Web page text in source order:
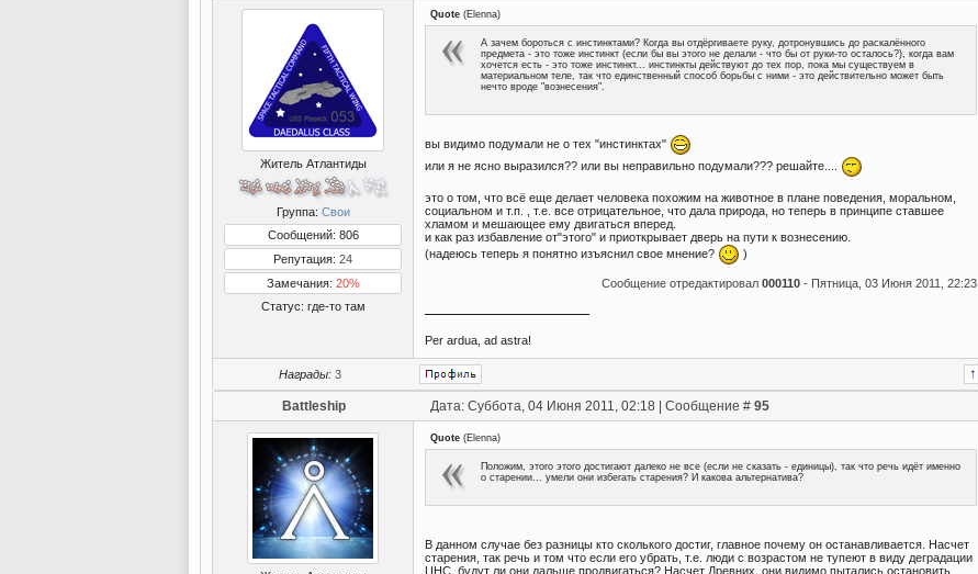
Житель Атлантиды
Группа: Свои
Сообщений: 806
Репутация: 24
Замечания: 20%
Статус: где-то там
Quote (Elenna)
А зачем бороться с инстинктами? Когда вы отдёргиваете руку, дотронувшись до раскалённого
предмета - это тоже инстинкт (если бы вы этого не делали - что бы от руки-то осталось?), когда вам
хочется есть - это тоже инстинкт... инстинкты действуют до тех пор, пока мы существуем в
материальном теле, так что единственный способ борьбы с ними - это действительно может быть
нечто вроде "вознесения".
вы видимо подумали не о тех "инстинктах"
или я не ясно выразился?? или вы неправильно подумали??? решайте....
это о том, что всё еще делает человека похожим на животное в плане поведения, моральном,
социальном и т.п. , т.е. все отрицательное, что дала природа, но теперь в принципе ставшее
хламом и мешающее ему двигаться вперед.
и как раз избавление от"этого" и приоткрывает дверь на пути к вознесению.
(надеюсь теперь я понятно изъяснил свое мнение?
)
Сообщение отредактировал 000110 - Пятница, 03 Июня 2011, 22:23
Per ardua, ad astra!
Награды: 3
Battleship Дата: Суббота, 04 Июня 2011, 02:18 | Сообщение # 95
Quote (Elenna)
Положим, этого этого достигают далеко не все (если не сказать - единицы), так что речь идёт именно
о старении... умели они избегать старения? И какова альтернатива?
В данном случае без разницы кто сколького достиг, главное почему он останавливается. Насчет
старения, так речь и том что если его убрать, т.е. люди с возрастом не тупеют в виду деградации
ЦНС, будут ли они дальше продвигаться? Насчет Древних, они видимо пытались остановить